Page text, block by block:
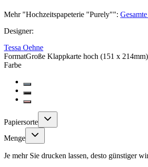
Mehr"Hochzeitspapeterie "Purely"":
Designer:
Tessa Oehne
FormatGroße Klappkarte hoch (151 x 214mm)
Farbe
Papiersorte
Menge
Je mehr Sie drucken lassen, desto günstiger